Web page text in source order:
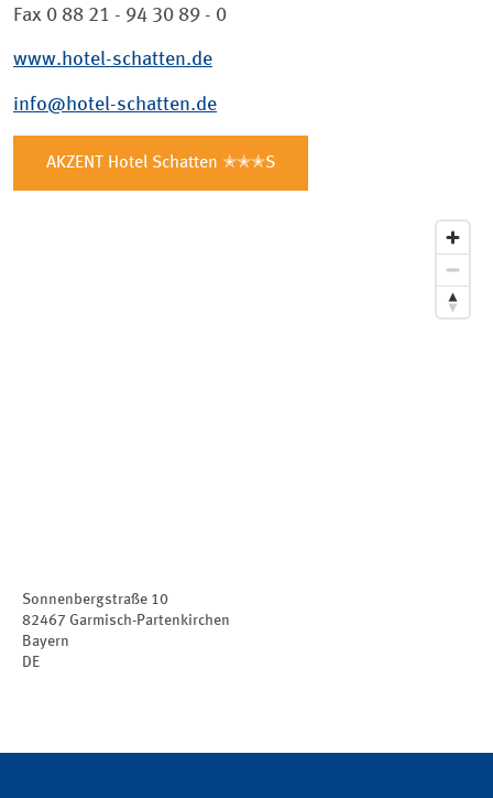
Sonnenbergstraße 10
82467 Garmisch-Partenkirchen
Bayern
DE
Fax 0 88 21 - 94 30 89 - 0
www.hotel-schatten.de
info@hotel-schatten.de
AKZENT Hotel Schatten ✭✭✭S